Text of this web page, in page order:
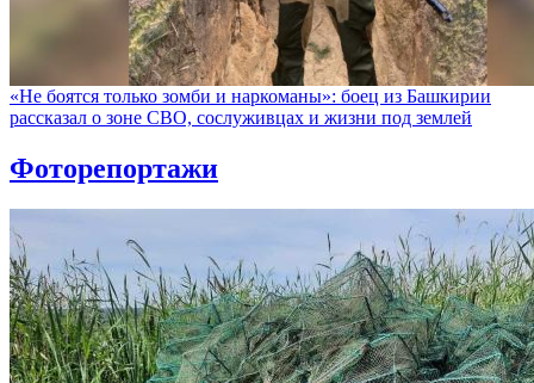
«Не боятся только зомби и наркоманы»: боец из Башкирии
рассказал о зоне СВО, сослуживцах и жизни под землей
Фоторепортажи